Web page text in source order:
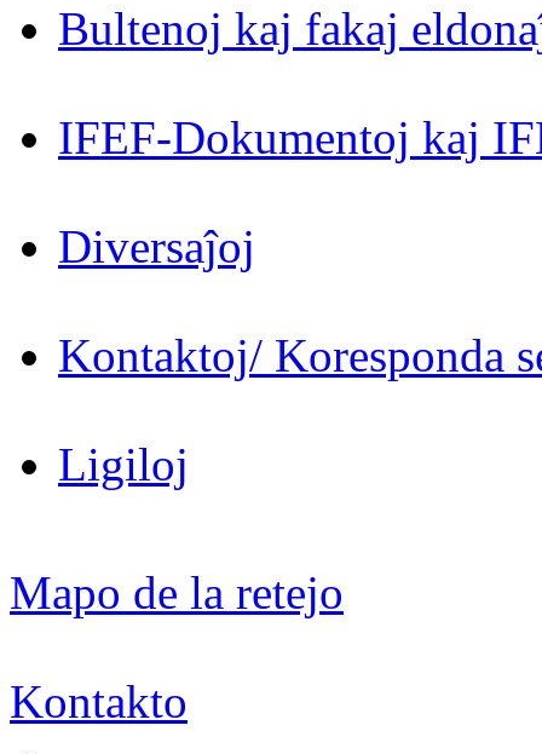
Bultenoj kaj fakaj
IFEF-Dokumentoj kaj
Diversaĵoj
Kontaktoj/ Koresponda
Ligiloj
Mapo de la retejo
Kontakto